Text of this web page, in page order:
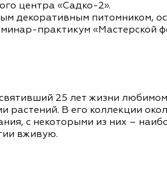
центра «Садко-2».
декоративным питомником,
практикум «Мастерской
25 лет жизни
растений. В его коллекции
с некоторыми из них –
вживую.